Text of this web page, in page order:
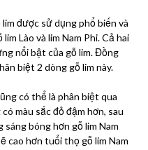
được sử dụng phổ biến và
Lào và lim Nam Phi. Cả hai
nổi bật của gỗ lim. Đồng
biệt 2 dòng gỗ lim này.
có thể là phân biệt qua
màu sắc đỏ đậm hơn, sau
bóng hơn gỗ lim Nam
cao hơn tuổi thọ gỗ lim Nam